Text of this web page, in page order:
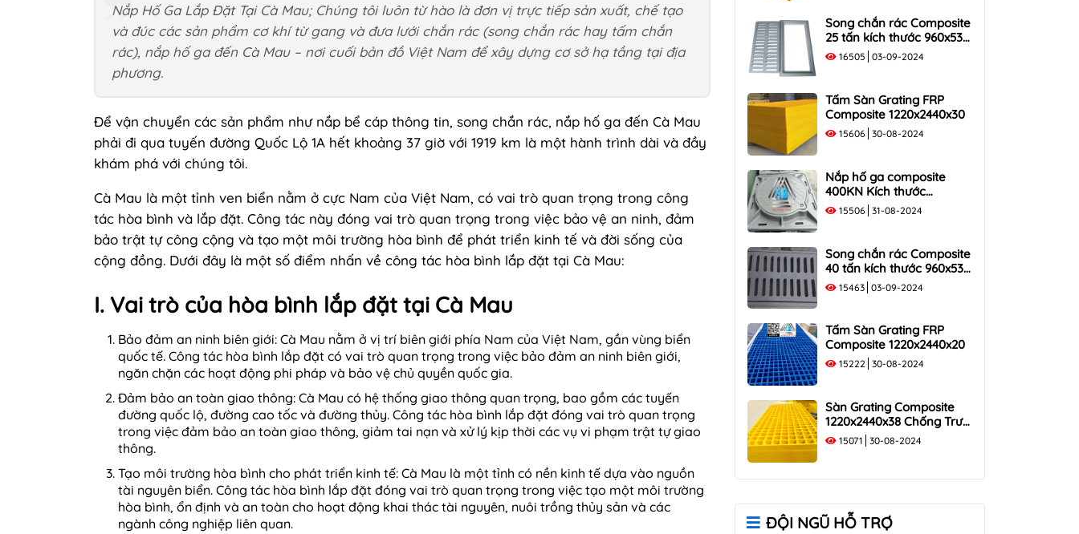
Nắp Hố Ga Lắp Đặt Tại Cà Mau; Chúng tôi luôn từ hào là đơn vị trực tiếp sản xuất, chế tạo
và đúc các sản phẩm cơ khí từ gang và đưa lưới chắn rác (song chắn rác hay tấm chắn
rác), nắp hố ga đến Cà Mau – nơi cuối bản đồ Việt Nam để xây dựng cơ sở hạ tầng tại địa
phương.
Để vận chuyển các sản phẩm như nắp bể cáp thông tin, song chắn rác, nắp hố ga đến Cà Mau
phải đi qua tuyến đường Quốc Lộ 1A hết khoảng 37 giờ với 1919 km là một hành trình dài và đầy
khám phá với chúng tôi.
Cà Mau là một tỉnh ven biển nằm ở cực Nam của Việt Nam, có vai trò quan trọng trong công
tác hòa bình và lắp đặt. Công tác này đóng vai trò quan trọng trong việc bảo vệ an ninh, đảm
bảo trật tự công cộng và tạo một môi trường hòa bình để phát triển kinh tế và đời sống của
cộng đồng. Dưới đây là một số điểm nhấn về công tác hòa bình lắp đặt tại Cà Mau:
I. Vai trò của hòa bình lắp đặt tại Cà Mau
Bảo đảm an ninh biên giới: Cà Mau nằm ở vị trí biên giới phía Nam của Việt Nam, gần vùng biển
quốc tế. Công tác hòa bình lắp đặt có vai trò quan trọng trong việc bảo đảm an ninh biên giới,
ngăn chặn các hoạt động phi pháp và bảo vệ chủ quyền quốc gia.
Đảm bảo an toàn giao thông: Cà Mau có hệ thống giao thông quan trọng, bao gồm các tuyến
đường quốc lộ, đường cao tốc và đường thủy. Công tác hòa bình lắp đặt đóng vai trò quan trọng
trong việc đảm bảo an toàn giao thông, giảm tai nạn và xử lý kịp thời các vụ vi phạm trật tự giao
thông.
Tạo môi trường hòa bình cho phát triển kinh tế: Cà Mau là một tỉnh có nền kinh tế dựa vào nguồn
tài nguyên biển. Công tác hòa bình lắp đặt đóng vai trò quan trọng trong việc tạo một môi trường
hòa bình, ổn định và an toàn cho hoạt động khai thác tài nguyên, nuôi trồng thủy sản và các
ngành công nghiệp liên quan.
Song chắn rác Composite
25 tấn kích thước 960x530
tải trọng 250KN
16505 03-09-2024
Tấm Sàn Grating FRP
Composite 1220x2440x30
15606 30-08-2024
Nắp hố ga composite
400KN Kích thước
1000×1000 Khung Âm Tải
15506 31-08-2024
Song chắn rác Composite
40 tấn kích thước 960x530
tải trọng 400KN
15463 03-09-2024
Tấm Sàn Grating FRP
Composite 1220x2440x20
15222 30-08-2024
Sàn Grating Composite
1220x2440x38 Chống Trượt,
Chịu Lực
15071 30-08-2024
ĐỘI NGŨ HỖ TRỢ